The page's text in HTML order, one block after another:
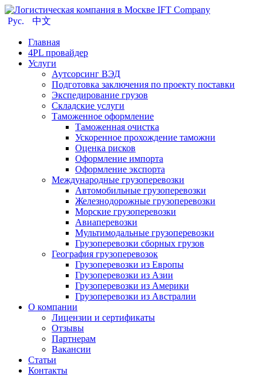
Рус. 中文
Главная
4PL провайдер
Услуги
Аутсорсинг ВЭД
Подготовка заключения по проекту поставки
Экспедирование грузов
Складские услуги
Таможенное оформление
Таможенная очистка
Ускоренное прохождение таможни
Оценка рисков
Оформление импорта
Оформление экспорта
Международные грузоперевозки
Автомобильные грузоперевозки
Железнодорожные грузоперевозки
Морские грузоперевозки
Авиаперевозки
Мультимодальные грузоперевозки
Грузоперевозки сборных грузов
География грузоперевозок
Грузоперевозки из Европы
Грузоперевозки из Азии
Грузоперевозки из Америки
Грузоперевозки из Австралии
О компании
Лицензии и сертификаты
Отзывы
Партнерам
Вакансии
Статьи
Контакты